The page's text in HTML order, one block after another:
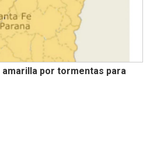
por tormentas para